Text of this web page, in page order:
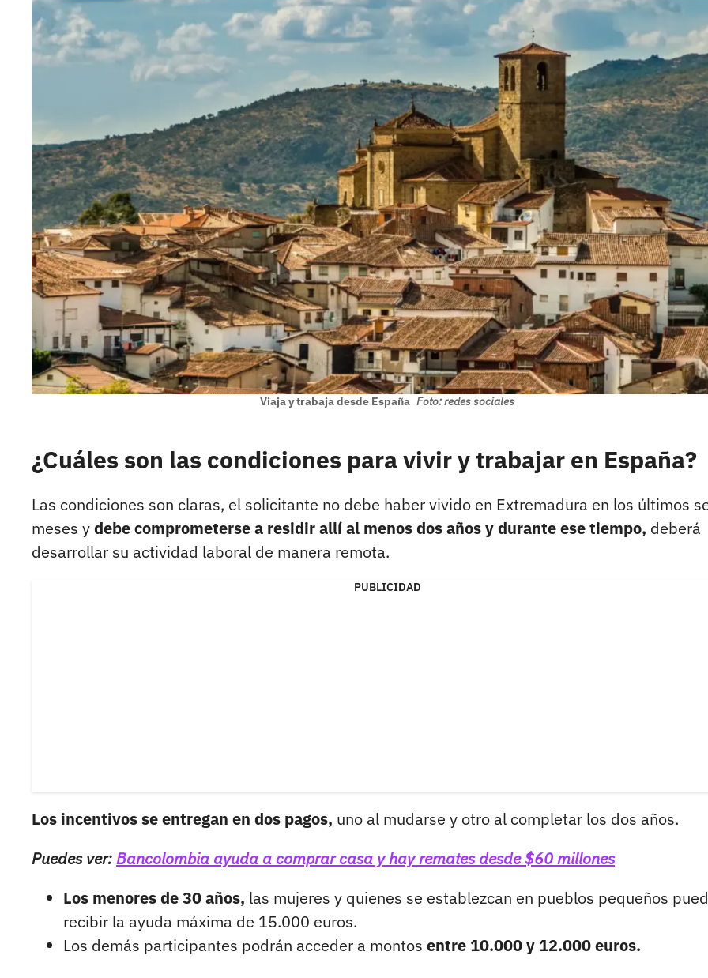
Viaja y trabaja desde España Foto: redes sociales
¿Cuáles son las condiciones para vivir y trabajar en España?
Las condiciones son claras, el solicitante no debe haber vivido en Extremadura en los últimos
meses ydebe comprometerse a residir allí al menos dos años y durante ese tiempo, deberá
desarrollar su actividad laboral de manera remota.
PUBLICIDAD
Los incentivos se entregan en dos pagos, uno al mudarse y otro al completar los dos años.
Puedes ver:Bancolombia ayuda a comprar casa y hay remates desde $60 millones
Los menores de 30 años, las mujeres y quienes se establezcan en pueblos pequeños
recibir la ayuda máxima de 15.000 euros.
Los demás participantes podrán acceder a montos entre 10.000 y 12.000 euros.